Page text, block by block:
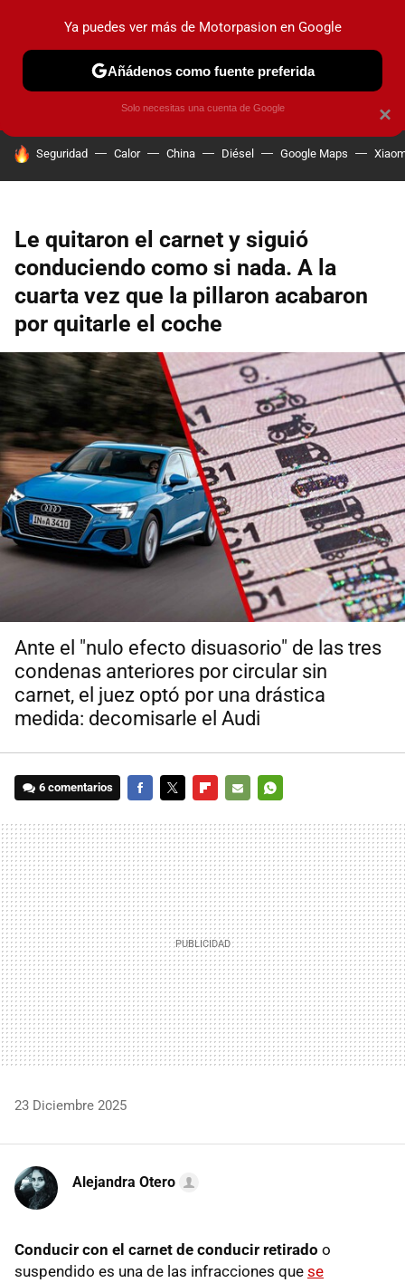
PRUEBAS COCHES ELÉCTRICOS OBSERVATORIO
HOY SE HABLA DE
Seguridad Calor China Diésel Google Maps
Le quitaron el carnet y siguió
conduciendo como si nada. A la
cuarta vez que la pillaron acabaron
por quitarle el coche
Ante el "nulo efecto disuasorio" de las tres
condenas anteriores por circular sin
carnet, el juez optó por una drástica
medida: decomisarle el Audi
6 comentarios
MAIL
23 Diciembre 2025
Alejandra Otero
Conducir con el carnet de conducir retirado o
suspendido es una de las infracciones que se
×
Ya puedes ver más de Motorpasion en Google
Añádenos como fuente preferida
Solo necesitas una cuenta de Google